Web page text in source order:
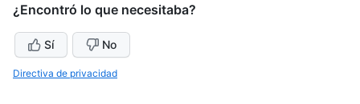
¿Encontró lo que necesitaba?
Sí No
Directiva de privacidad